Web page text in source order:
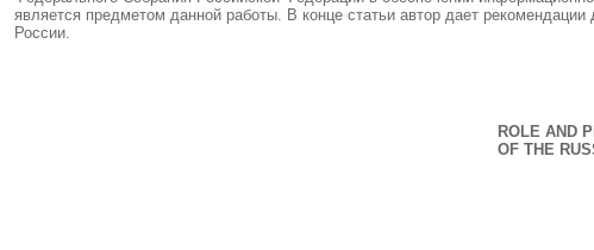
является предметом данной работы. В конце статьи автор дает
России.
ROLE AND
OF THE